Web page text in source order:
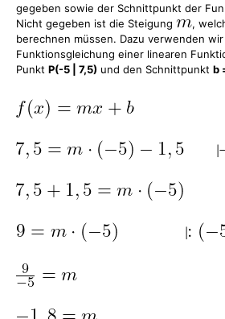
gegeben sowie der Schnittpunkt der
Nicht gegeben ist die Steigung
,
berechnen müssen. Dazu verwenden
Funktionsgleichung einer linearen
Punkt P(-5 | 7,5) und den Schnittpunkt b